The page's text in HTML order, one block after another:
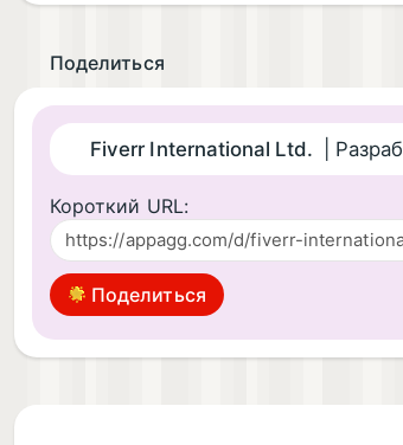
Поделиться
Fiverr International Ltd. |
Короткий URL:
Поделиться